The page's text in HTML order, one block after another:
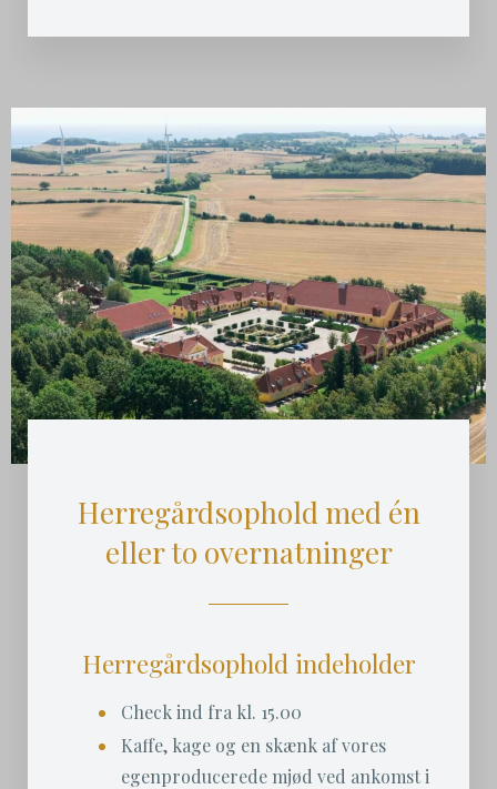
Herregårdsophold med én
eller to overnatninger
Herregårdsophold indeholder
Check ind fra kl. 15.00
Kaffe, kage og en skænk af vores
egenproducerede mjød ved ankomst i